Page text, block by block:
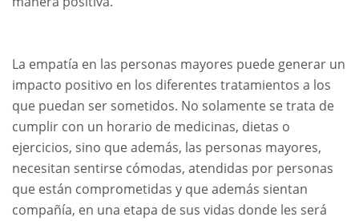
La empatía en las personas mayores puede generar un
impacto positivo en los diferentes tratamientos a los
que puedan ser sometidos. No solamente se trata de
cumplir con un horario de medicinas, dietas o
ejercicios, sino que además, las personas mayores,
necesitan sentirse cómodas, atendidas por personas
que están comprometidas y que además sientan
compañía, en una etapa de sus vidas donde les será